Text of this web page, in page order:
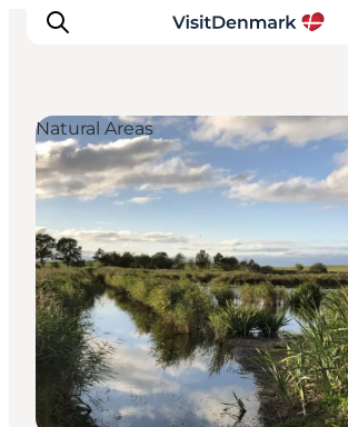
Ispirazioni
Dove andare
Cosa fare
Dove dormire
Pianifica il viaggio
Natural Areas